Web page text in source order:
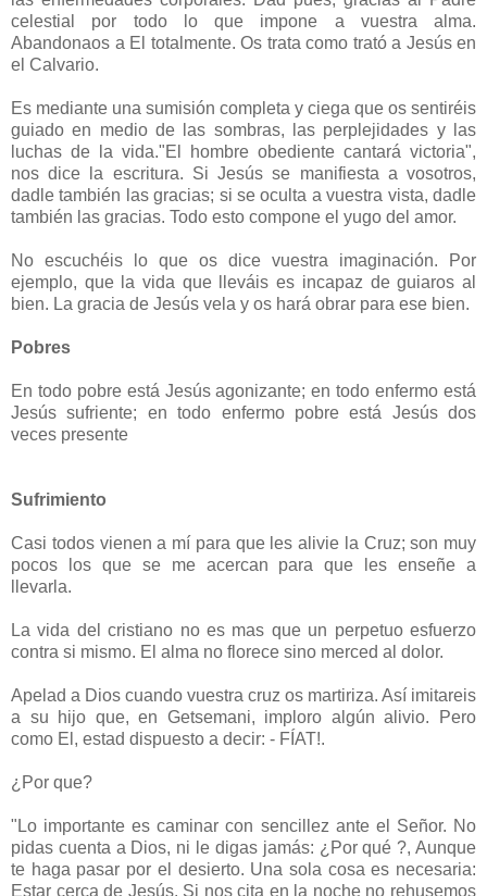
celestial por todo lo que impone a vuestra alma.
Abandonaos a El totalmente. Os trata como trató a Jesús en
el Calvario.
Es mediante una sumisión completa y ciega que os sentiréis
guiado en medio de las sombras, las perplejidades y las
luchas de la vida."El hombre obediente cantará victoria",
nos dice la escritura. Si Jesús se manifiesta a vosotros,
dadle también las gracias; si se oculta a vuestra vista, dadle
también las gracias. Todo esto compone el yugo del amor.
No escuchéis lo que os dice vuestra imaginación. Por
ejemplo, que la vida que lleváis es incapaz de guiaros al
bien. La gracia de Jesús vela y os hará obrar para ese bien.
Pobres
En todo pobre está Jesús agonizante; en todo enfermo está
Jesús sufriente; en todo enfermo pobre está Jesús dos
veces presente
Sufrimiento
Casi todos vienen a mí para que les alivie la Cruz; son muy
pocos los que se me acercan para que les enseñe a
llevarla.
La vida del cristiano no es mas que un perpetuo esfuerzo
contra si mismo. El alma no florece sino merced al dolor.
Apelad a Dios cuando vuestra cruz os martiriza. Así imitareis
a su hijo que, en Getsemani, imploro algún alivio. Pero
como El, estad dispuesto a decir: - FÍAT!.
¿Por que?
"Lo importante es caminar con sencillez ante el Señor. No
pidas cuenta a Dios, ni le digas jamás: ¿Por qué ?, Aunque
te haga pasar por el desierto. Una sola cosa es necesaria:
Estar cerca de Jesús. Si nos cita en la noche no rehusemos